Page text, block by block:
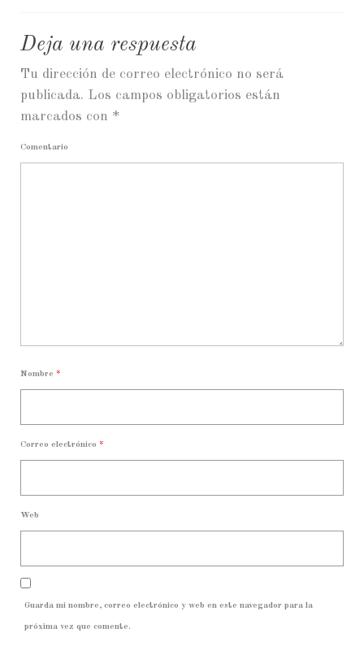
Deja una respuesta
Tu dirección de correo electrónico no será
publicada. Los campos obligatorios están
marcados con *
Comentario
Nombre *
Correo electrónico *
Web
Guarda mi nombre, correo electrónico y web en este navegador para la
próxima vez que comente.